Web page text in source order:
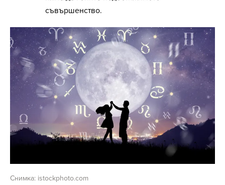
съвършенство.
Снимка: istockphoto.com